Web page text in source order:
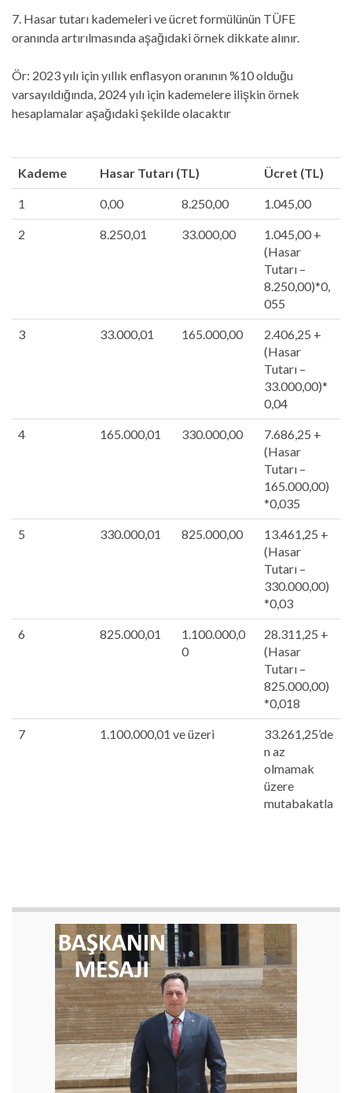
7. Hasar tutarı kademeleri ve ücret formülünün TÜFE
oranında artırılmasında aşağıdaki örnek dikkate alınır.
Ör: 2023 yılı için yıllık enflasyon oranının %10 olduğu
varsayıldığında, 2024 yılı için kademelere ilişkin örnek
hesaplamalar aşağıdaki şekilde olacaktır
Kademe Hasar Tutarı (TL) Ücret (TL)
1 0,00 8.250,00 1.045,00
2 8.250,01 33.000,00
1.045,00 +
(Hasar
Tutarı –
8.250,00)*0,
055
3 33.000,01 165.000,00
2.406,25 +
(Hasar
Tutarı –
33.000,00)*
0,04
4 165.000,01 330.000,00
7.686,25 +
(Hasar
Tutarı –
165.000,00)
*0,035
5 330.000,01 825.000,00
13.461,25 +
(Hasar
Tutarı –
330.000,00)
*0,03
6 825.000,01
1.100.000,0
0
28.311,25 +
(Hasar
Tutarı –
825.000,00)
*0,018
7 1.100.000,01 ve üzeri
33.261,25’de
n az
olmamak
üzere
mutabakatla